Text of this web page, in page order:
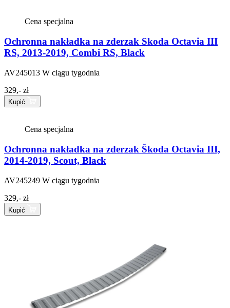
Cena specjalna
Ochronna nakładka na zderzak Skoda Octavia III
RS, 2013-2019, Combi RS, Black
AV245013 W ciągu tygodnia
329,- zł
Kupić
Cena specjalna
Ochronna nakładka na zderzak Škoda Octavia III,
2014-2019, Scout, Black
AV245249 W ciągu tygodnia
329,- zł
Kupić